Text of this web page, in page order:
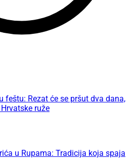
feštu: Rezat će se pršut dva dana,
ruže
u Rupama: Tradicija koja spaja